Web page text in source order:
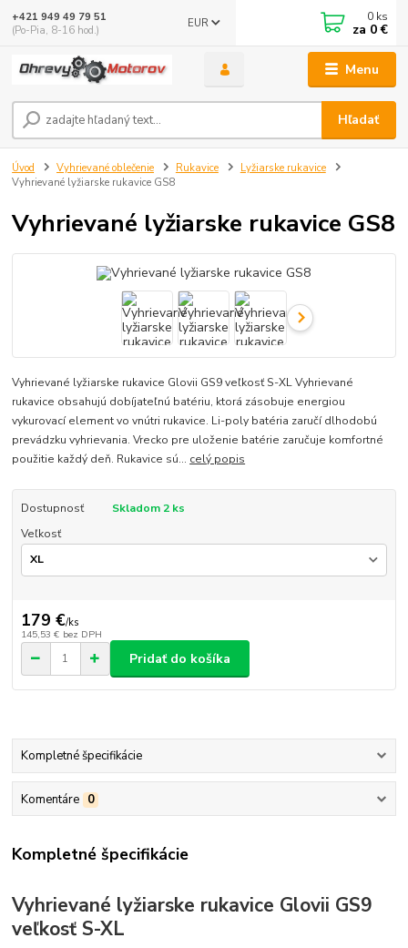
Menu
EUR
Hľadať
+421 949 49 79 51
(Po-Pia, 8-16 hod.)
0 ks
za 0 €
Úvod Vyhrievané oblečenie Rukavice
Lyžiarske rukavice
Vyhrievané lyžiarske rukavice GS8
Vyhrievané lyžiarske rukavice GS8
Vyhrievané lyžiarske rukavice Glovii GS9 veľkosť S-XL Vyhrievané
rukavice obsahujú dobíjateľnú batériu, ktorá zásobuje energiou
vykurovací element vo vnútri rukavice. Li-poly batéria zaručí dlhodobú
prevádzku vyhrievania. Vrecko pre uloženie batérie zaručuje komfortné
použitie každý deň. Rukavice sú... celý popis
Dostupnosť
Skladom 2 ks
Veľkosť
179 €/ks
145,53 € bez DPH
Pridať do košíka
Kompletné špecifikácie
Komentáre 0
Kompletné špecifikácie
Vyhrievané lyžiarske rukavice Glovii GS9
veľkosť S-XL